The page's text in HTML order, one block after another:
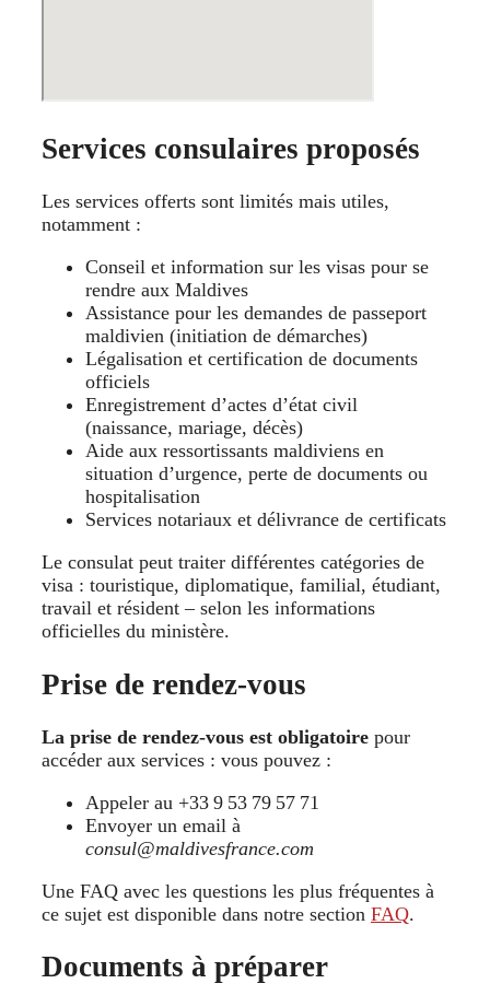
Services consulaires proposés
Les services offerts sont limités mais utiles,
notamment :
Conseil et information sur les visas pour se
rendre aux Maldives
Assistance pour les demandes de passeport
maldivien (initiation de démarches)
Légalisation et certification de documents
officiels
Enregistrement d’actes d’état civil
(naissance, mariage, décès)
Aide aux ressortissants maldiviens en
situation d’urgence, perte de documents ou
hospitalisation
Services notariaux et délivrance de certificats
Le consulat peut traiter différentes catégories de
visa : touristique, diplomatique, familial, étudiant,
travail et résident – selon les informations
officielles du ministère.
Prise de rendez-vous
La prise de rendez-vous est obligatoire pour
accéder aux services : vous pouvez :
Appeler au +33 9 53 79 57 71
Envoyer un email à
consul@maldivesfrance.com
Une FAQ avec les questions les plus fréquentes à
ce sujet est disponible dans notre section FAQ.
Documents à préparer